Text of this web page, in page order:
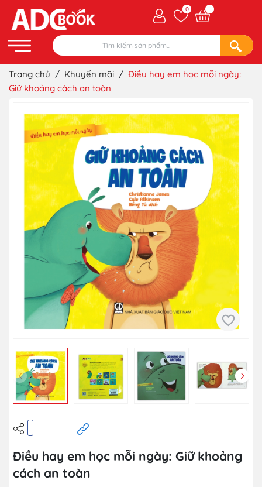
0
Trang chủ / Khuyến mãi / Điều hay em học mỗi ngày:
Giữ khoảng cách an toàn
Điều hay em học mỗi ngày: Giữ khoảng
cách an toàn